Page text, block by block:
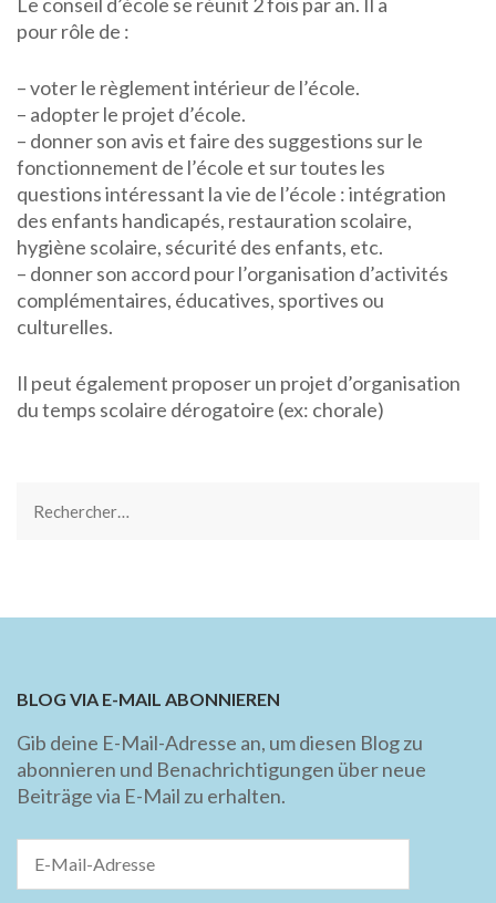
pour rôle de :
– voter le règlement intérieur de l’école.
– adopter le projet d’école.
– donner son avis et faire des suggestions sur le
fonctionnement de l’école et sur toutes les
questions intéressant la vie de l’école : intégration
des enfants handicapés, restauration scolaire,
hygiène scolaire, sécurité des enfants, etc.
– donner son accord pour l’organisation d’activités
complémentaires, éducatives, sportives ou
culturelles.
Il peut également proposer un projet d’organisation
du temps scolaire dérogatoire (ex: chorale)
Rechercher :
BLOG VIA E-MAIL ABONNIEREN
Gib deine E-Mail-Adresse an, um diesen Blog zu
abonnieren und Benachrichtigungen über neue
Beiträge via E-Mail zu erhalten.
Mail-